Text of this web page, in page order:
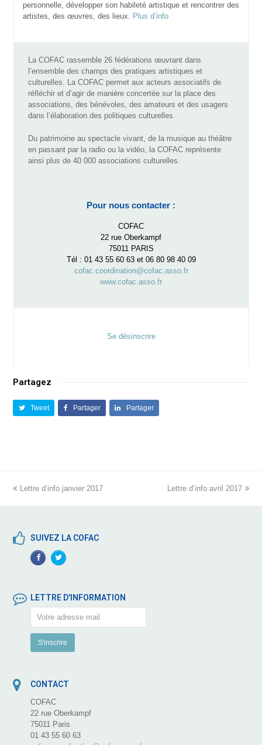
personnelle, développer son habileté artistique et rencontrer des
artistes, des œuvres, des lieux. Plus d’info
La COFAC rassemble 26 fédérations œuvrant dans
l’ensemble des champs des pratiques artistiques et
culturelles. La COFAC permet aux acteurs associatifs de
réfléchir et d’agir de manière concertée sur la place des
associations, des bénévoles, des amateurs et des usagers
dans l’élaboration des politiques culturelles.
Du patrimoine au spectacle vivant, de la musique au théâtre
en passant par la radio ou la vidéo, la COFAC représente
ainsi plus de 40 000 associations culturelles.
Pour nous contacter :
COFAC
22 rue Oberkampf
75011 PARIS
Tél : 01 43 55 60 63 et 06 80 98 40 09
cofac.coordination@cofac.asso.fr
www.cofac.asso.fr
Se désinscrire
Partagez
Tweet Partager Partager
previous
Lettre d’info janvier 2017
next
Lettre d’info avril 2017
SUIVEZ LA COFAC
FacebookTwitterProfile
LETTRE D'INFORMATION
CONTACT
COFAC
22 rue Oberkampf
75011 Paris
01 43 55 60 63